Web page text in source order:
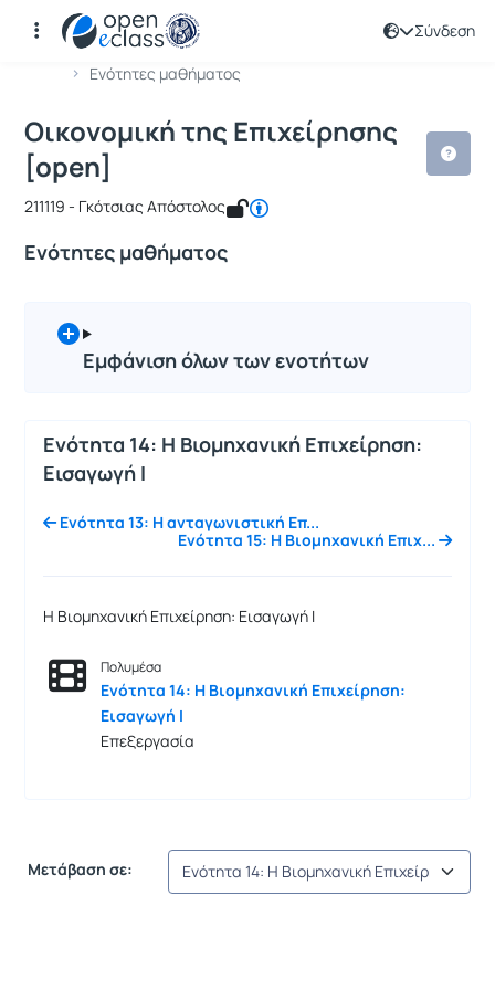
Σύνδεση
Αρχική Σελίδα
Ενότητες μαθήματος
Μάθημα : Οικονομική της
Κωδικός : 211119
Οικονομική της Επιχείρησης
[open]
211119 - Γκότσιας Απόστολος
Ενότητες μαθήματος
Εμφάνιση όλων των ενοτήτων
Ενότητα 14: Η Βιομηχανική Επιχείρηση:
Εισαγωγή Ι
Ενότητα 13: Η ανταγωνιστική Επ...
Ενότητα 15: Η Βιομηχανική Επιχ...
Η Βιομηχανική Επιχείρηση: Εισαγωγή Ι
Πολυμέσα
Ενότητα 14: Η Βιομηχανική Επιχείρηση:
Εισαγωγή Ι
Επεξεργασία
Μετάβαση σε: